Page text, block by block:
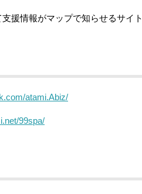
援情報がマップで知らせるサイト
atami.Abiz/
99spa/